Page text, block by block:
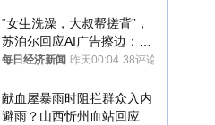
“女生洗澡，大叔帮搓背”，
苏泊尔回应AI广告擦边：视
频全下架，已强化内容管理
每日经济新闻 昨天00:04 38评论
献血屋暴雨时阻拦群众入内
避雨？山西忻州血站回应